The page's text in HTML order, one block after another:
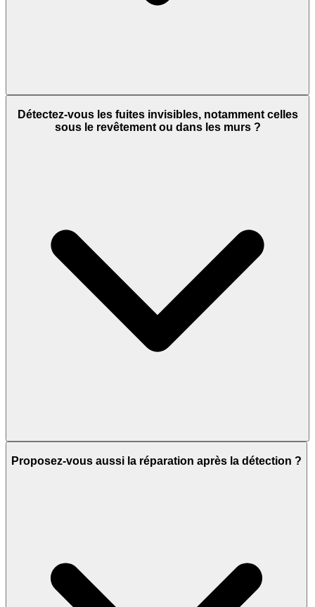
Détectez-vous les fuites invisibles, notamment celles
sous le revêtement ou dans les murs ?
Proposez-vous aussi la réparation après la détection ?